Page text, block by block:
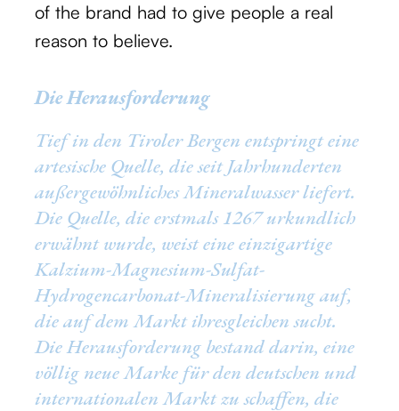
of the brand had to give people a real
reason to believe.
Tief in den Tiroler Bergen entspringt eine
artesische Quelle, die seit Jahrhunderten
außergewöhnliches Mineralwasser liefert.
Die Quelle, die erstmals 1267 urkundlich
erwähnt wurde, weist eine einzigartige
Kalzium-Magnesium-Sulfat-
Hydrogencarbonat-Mineralisierung auf,
die auf dem Markt ihresgleichen sucht.
Die Herausforderung bestand darin, eine
völlig neue Marke für den deutschen und
internationalen Markt zu schaffen, die
Die Herausforderung